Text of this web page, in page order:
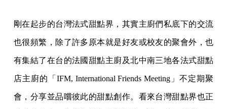
剛在起步的台灣法式甜點界，其實主廚們私底下的交流
也很頻繁，除了許多原本就是好友或校友的聚會外，也
有集結了在台的法國甜點主廚及北中南三地各法式甜點
店主廚的「IFM, International Friends Meeting」不定期聚
會，分享並品嚐彼此的甜點創作。看來台灣甜點界也正